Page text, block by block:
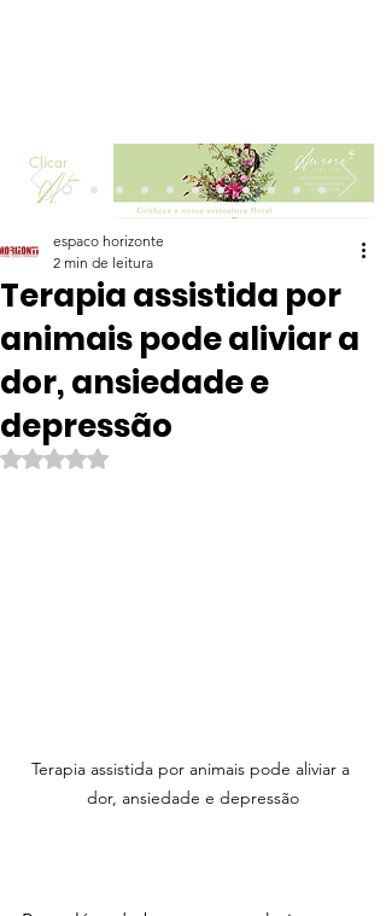
Clicar
Terapia assistida por
animais pode aliviar a
dor, ansiedade e
depressão
espaco horizonte
2 min de leitura
Avaliado com NaN de 5 estrelas.
Terapia assistida por animais pode aliviar a
dor, ansiedade e depressão